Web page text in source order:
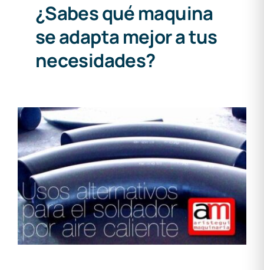
¿Sabes qué maquina
se adapta mejor a tus
necesidades?
Usos alternativos para los
soldadores por aire caliente